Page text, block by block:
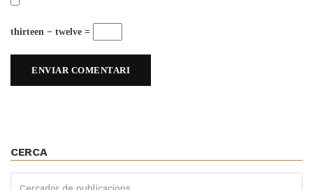
thirteen − twelve =
CERCA